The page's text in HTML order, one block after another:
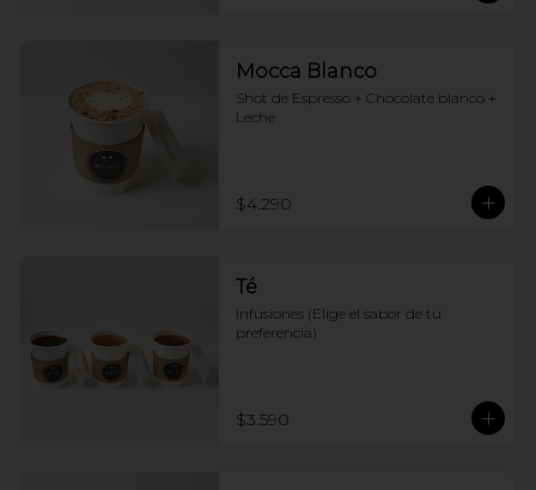
Mocca Blanco
Shot de Espresso + Chocolate blanco +
Leche
$4.290
Té
Infusiones (Elige el sabor de tu
preferencia)
$3.590